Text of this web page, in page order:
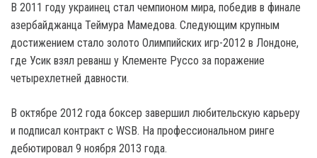
В 2011 году украинец стал чемпионом мира, победив в финале
азербайджанца Теймура Мамедова. Следующим крупным
достижением стало золото Олимпийских игр-2012 в Лондоне,
где Усик взял реванш у Клементе Руссо за поражение
четырехлетней давности.
В октябре 2012 года боксер завершил любительскую карьеру
и подписал контракт с WSB. На профессиональном ринге
дебютировал 9 ноября 2013 года.